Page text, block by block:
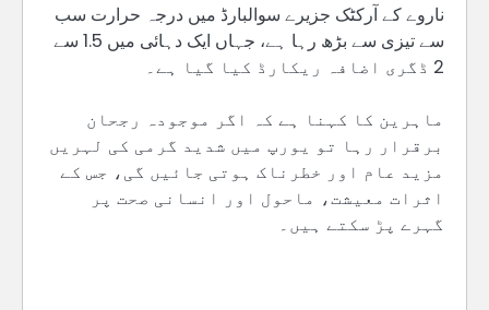
ناروے کے آرکٹک جزیرے سوالبارڈ میں درجہ حرارت سب
سے تیزی سے بڑھ رہا ہے، جہاں ایک دہائی میں 1.5 سے
2 ڈگری اضافہ ریکارڈ کیا گیا ہے۔
ماہرین کا کہنا ہے کہ اگر موجودہ رجحان
برقرار رہا تو یورپ میں شدید گرمی کی لہریں
مزید عام اور خطرناک ہوتی جائیں گی، جس کے
اثرات معیشت، ماحول اور انسانی صحت پر
گہرے پڑ سکتے ہیں۔